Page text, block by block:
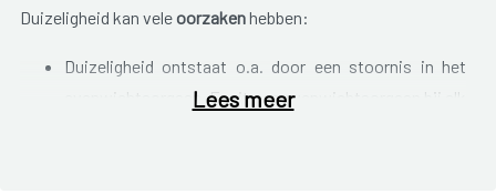
Duizeligheid kan veleoorzakenhebben:
Duizeligheid ontstaat o.a. door een stoornis in het
evenwichtsorgaan. Er zit een evenwichtsorgaan bij elk
Lees meer